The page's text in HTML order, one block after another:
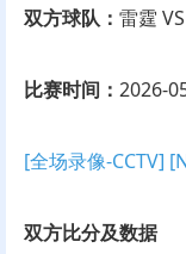
双方球队： 雷霆
比赛时间： 2026-
[全场录像-CCTV]
双方比分及数据